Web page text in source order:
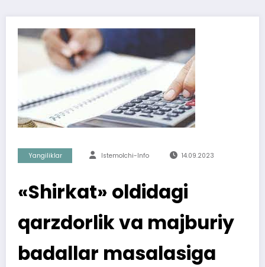
Yangiliklar Istemolchi-Info 14.09.2023
«Shirkat» oldidagi
qarzdorlik va majburiy
badallar masalasiga